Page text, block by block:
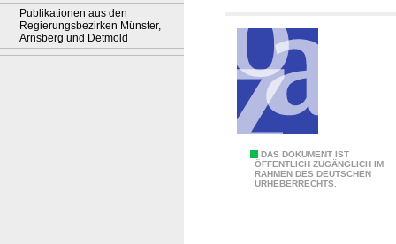
Publikationen aus den
Regierungsbezirken Münster,
Arnsberg und Detmold
t
m
o
DAS DOKUMENT IST
ÖFFENTLICH ZUGÄNGLICH IM
RAHMEN DES DEUTSCHEN
URHEBERRECHTS.